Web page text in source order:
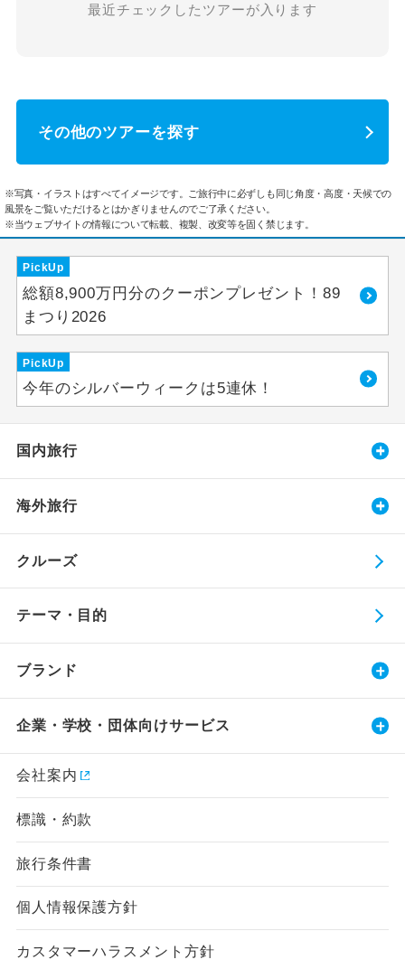
最近チェックしたツアーが入ります
その他のツアーを探す
※写真・イラストはすべてイメージです。ご旅行中に必ずしも同じ角度・高度・天候での
風景をご覧いただけるとはかぎりませんのでご了承ください。
※当ウェブサイトの情報について転載、複製、改変等を固く禁じます。
PickUp
総額8,900万円分のクーポンプレゼント！89
まつり2026
PickUp
今年のシルバーウィークは5連休！
国内旅行
海外旅行
クルーズ
テーマ・目的
ブランド
企業・学校・団体向けサービス
会社案内
標識・約款
旅行条件書
個人情報保護方針
カスタマーハラスメント方針